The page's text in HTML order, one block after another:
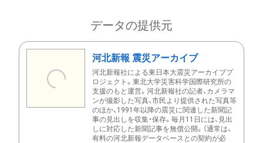
データの提供元
河北新報 震災アーカイブ
河北新報社による東日本大震災アーカイブプ
ロジェクト。東北大学災害科学国際研究所の
支援のもと運営。河北新報社の記者、カメラマ
ンが撮影した写真、市民より提供された写真等
のほか、1991年以降の震災に関連した新聞記
事の見出しを収集・保存。毎月11日には、見出
しに対応した新聞記事を無償公開。（通常は、
有料の河北新報データベースとの契約が必